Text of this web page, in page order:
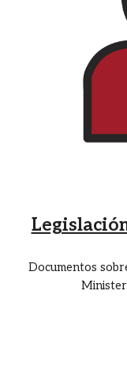
Documentos